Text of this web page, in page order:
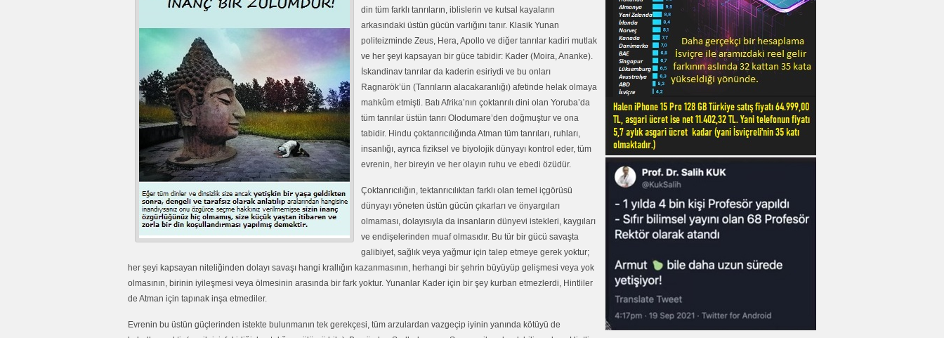
din tüm farklı tanrıların, iblislerin ve kutsal kayaların
arkasındaki üstün gücün varlığını tanır. Klasik Yunan
politeizminde Zeus, Hera, Apollo ve diğer tanrılar kadiri mutlak
ve her şeyi kapsayan bir güce tabidir: Kader (Moira, Ananke).
İskandinav tanrılar da kaderin esiriydi ve bu onları
Ragnarök’ün (Tanrıların alacakaranlığı) afetinde helak olmaya
mahkûm etmişti. Batı Afrika’nın çoktanrılı dini olan Yoruba’da
tüm tanrılar üstün tanrı Olodumare’den doğmuştur ve ona
tabidir. Hindu çoktanrıcılığında Atman tüm tanrıları, ruhları,
insanlığı, ayrıca fiziksel ve biyolojik dünyayı kontrol eder, tüm
evrenin, her bireyin ve her olayın ruhu ve ebedi özüdür.
Çoktanrıcılığın, tektanrıcılıktan farklı olan temel içgörüsü
dünyayı yöneten üstün gücün çıkarları ve önyargıları
olmaması, dolayısıyla da insanların dünyevi istekleri, kaygıları
ve endişelerinden muaf olmasıdır. Bu tür bir gücü savaşta
galibiyet, sağlık veya yağmur için talep etmeye gerek yoktur;
her şeyi kapsayan niteliğinden dolayı savaşı hangi krallığın kazanmasının, herhangi bir şehrin büyüyüp gelişmesi veya yok
olmasının, birinin iyileşmesi veya ölmesinin arasında bir fark yoktur. Yunanlar Kader için bir şey kurban etmezlerdi, Hintliler
de Atman için tapınak inşa etmediler.
Evrenin bu üstün güçlerinden istekte bulunmanın tek gerekçesi, tüm arzulardan vazgeçip iyinin yanında kötüyü de